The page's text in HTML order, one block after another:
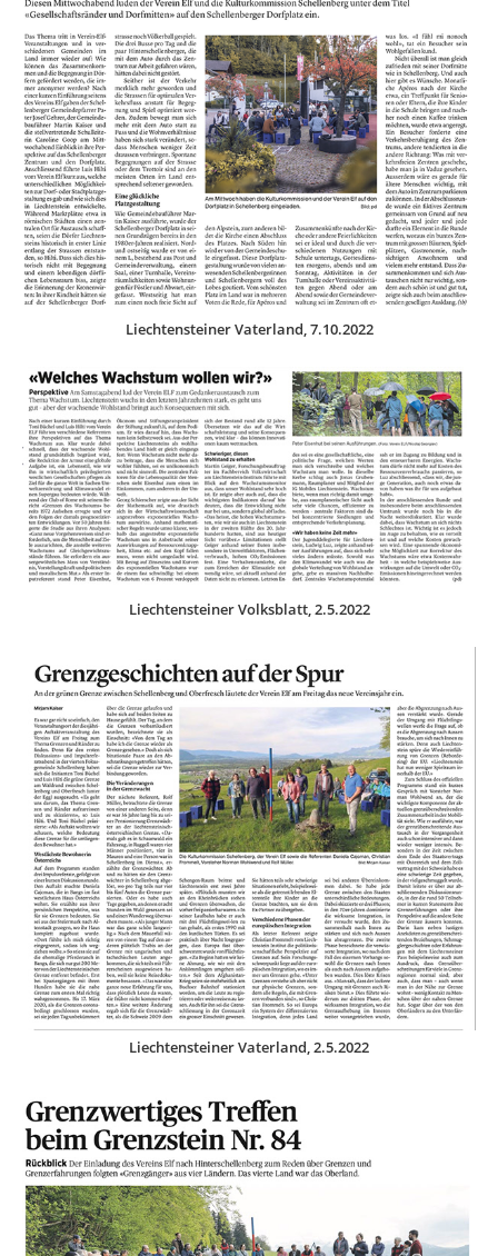
Liechtensteiner Vaterland, 7.10.2022
Liechtensteiner Volksblatt, 2.5.2022
Liechtensteiner Vaterland, 2.5.2022